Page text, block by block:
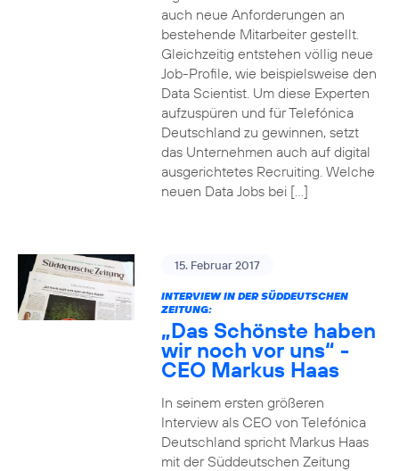
auch neue Anforderungen an
bestehende Mitarbeiter gestellt.
Gleichzeitig entstehen völlig neue
Job-Profile, wie beispielsweise den
Data Scientist. Um diese Experten
aufzuspüren und für Telefónica
Deutschland zu gewinnen, setzt
das Unternehmen auch auf digital
ausgerichtetes Recruiting. Welche
neuen Data Jobs bei […]
15. Februar 2017
INTERVIEW IN DER SÜDDEUTSCHEN
ZEITUNG:
„Das Schönste haben
wir noch vor uns“ -
CEO Markus Haas
In seinem ersten größeren
Interview als CEO von Telefónica
Deutschland spricht Markus Haas
mit der Süddeutschen Zeitung